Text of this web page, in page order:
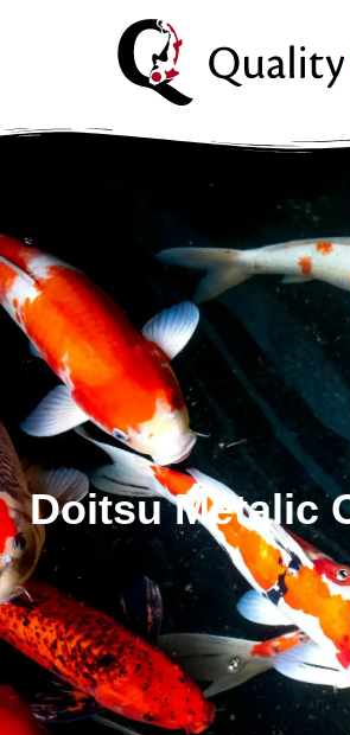
Ik wil advies
Doitsu Metalic